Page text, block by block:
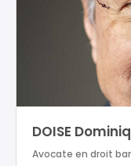
DOISE
Avocate en droit